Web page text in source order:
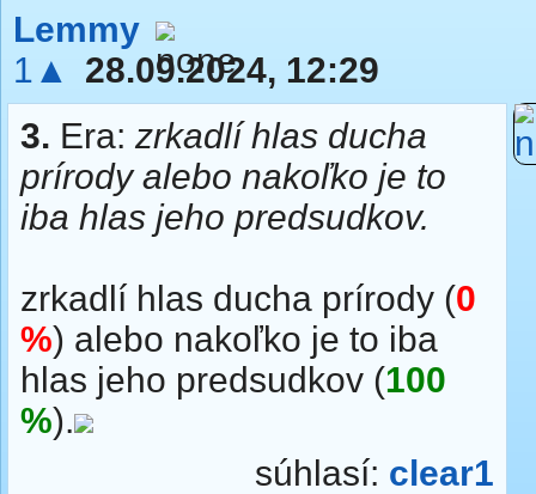
Lemmy
1▲
28.09.2024, 12:29
3. Era: zrkadlí hlas ducha
prírody alebo nakoľko je to
iba hlas jeho predsudkov.
zrkadlí hlas ducha prírody (0
%) alebo nakoľko je to iba
hlas jeho predsudkov (100
%).
súhlasí: clear1